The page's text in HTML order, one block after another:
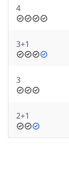
4
3+1
3
2+1